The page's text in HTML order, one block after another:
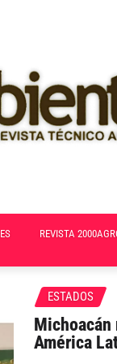
REVISTA
ESTADOS
Michoacán
América